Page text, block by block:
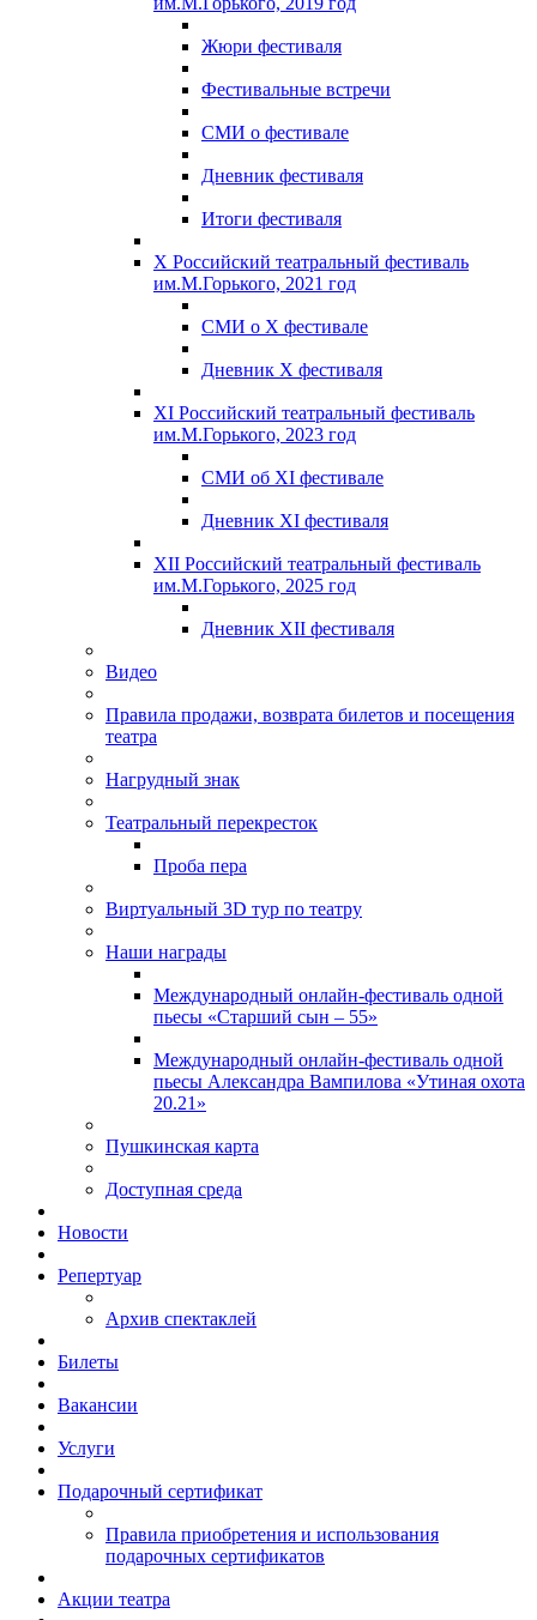
Жюри фестиваля
Фестивальные встречи
СМИ о фестивале
Дневник фестиваля
Итоги фестиваля
X Российский театральный фестиваль
им.М.Горького, 2021 год
СМИ о X фестивале
Дневник X фестиваля
XI Российский театральный фестиваль
им.М.Горького, 2023 год
СМИ об XI фестивале
Дневник XI фестиваля
XII Российский театральный фестиваль
им.М.Горького, 2025 год
Дневник XII фестиваля
Видео
Правила продажи, возврата билетов и посещения
театра
Нагрудный знак
Театральный перекресток
Проба пера
Виртуальный 3D тур по театру
Наши награды
Международный онлайн-фестиваль одной
пьесы «Старший сын – 55»
Международный онлайн-фестиваль одной
пьесы Александра Вампилова «Утиная охота
20.21»
Пушкинская карта
Доступная среда
Новости
Репертуар
Архив спектаклей
Билеты
Вакансии
Услуги
Подарочный сертификат
Правила приобретения и использования
подарочных сертификатов
Акции театра